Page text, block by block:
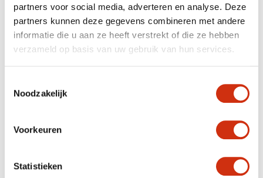
partners voor social media, adverteren en analyse. Deze
partners kunnen deze gegevens combineren met andere
informatie die u aan ze heeft verstrekt of die ze hebben
verzameld op basis van uw gebruik van hun services.
Noodzakelijk
Voorkeuren
Statistieken
Gepubliceerd op: 21 juli 2020